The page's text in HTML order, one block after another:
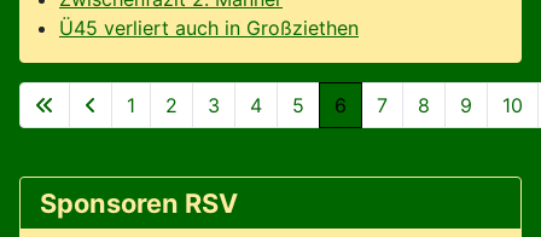
Ü45 verliert auch in Großziethen
Seite 6 von 37
1 2 3 4 5 6 7 8 9 10
Sponsoren RSV